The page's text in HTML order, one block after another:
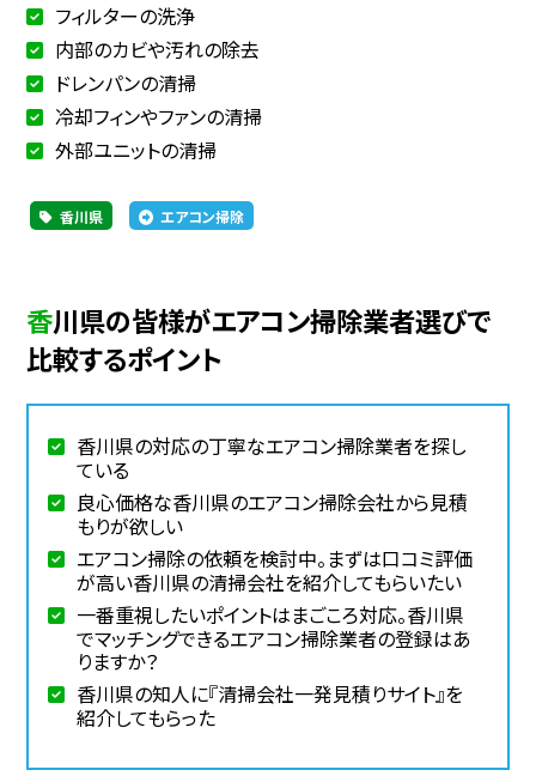
フィルターの洗浄
内部のカビや汚れの除去
ドレンパンの清掃
冷却フィンやファンの清掃
外部ユニットの清掃
香川県 エアコン掃除
香川県の皆様がエアコン掃除業者選びで
比較するポイント
香川県の対応の丁寧なエアコン掃除業者を探し
ている
良心価格な香川県のエアコン掃除会社から見積
もりが欲しい
エアコン掃除の依頼を検討中。まずは口コミ評価
が高い香川県の清掃会社を紹介してもらいたい
一番重視したいポイントはまごころ対応。香川県
でマッチングできるエアコン掃除業者の登録はあ
りますか？
香川県の知人に『清掃会社一発見積りサイト』を
紹介してもらった